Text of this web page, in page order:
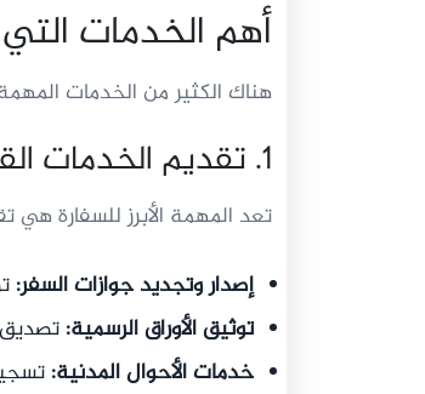
أهم الخدمات
هناك الكثير من الخدمات
1. تقديم الخدمات القنصلية للمواطنين
تعد المهمة الأبرز للسفارة هي
إصدار وتجديد جوازات السفر:
توثيق الأوراق الرسمية: تصديق
خدمات الأحوال المدنية: